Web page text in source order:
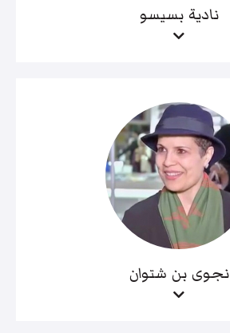
نادية بسيسو
نجوى بن شتوان